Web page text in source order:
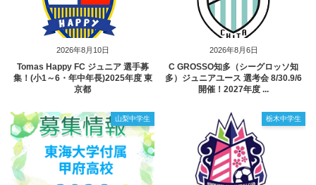
2026年8月10日
Tomas Happy FC ジュニア 選手募
集！(小1～6・年中年長)2025年度 東
京都
2026年8月6日
C GROSSO知多（シーグロッソ知
多）ジュニアユース 選考会 8/30.9/6
開催！2027年度 ...
山梨中学生 栃木中学生